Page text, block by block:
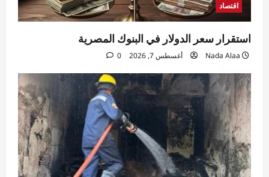
اقتصاد
استقرار سعر الدولار في البنوك المصرية
Nada Alaa أغسطس 7, 2026 0